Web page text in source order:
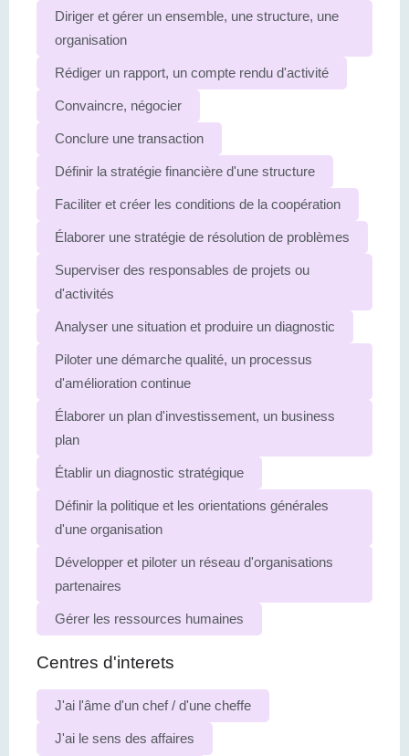
Diriger et gérer un ensemble, une structure, une
organisation
Rédiger un rapport, un compte rendu d'activité
Convaincre, négocier
Conclure une transaction
Définir la stratégie financière d'une structure
Faciliter et créer les conditions de la coopération
Élaborer une stratégie de résolution de problèmes
Superviser des responsables de projets ou
d'activités
Analyser une situation et produire un diagnostic
Piloter une démarche qualité, un processus
d'amélioration continue
Élaborer un plan d'investissement, un business
plan
Établir un diagnostic stratégique
Définir la politique et les orientations générales
d'une organisation
Développer et piloter un réseau d'organisations
partenaires
Gérer les ressources humaines
Centres d'interets
J'ai l'âme d'un chef / d'une cheffe
J'ai le sens des affaires